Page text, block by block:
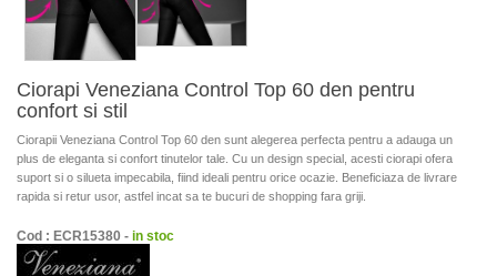
Ciorapi Veneziana Control Top 60 den pentru
confort si stil
Ciorapii Veneziana Control Top 60 den sunt alegerea perfecta pentru a adauga un
plus de eleganta si confort tinutelor tale. Cu un design special, acesti ciorapi ofera
suport si o silueta impecabila, fiind ideali pentru orice ocazie. Beneficiaza de livrare
rapida si retur usor, astfel incat sa te bucuri de shopping fara griji.
Cod : ECR15380 - in stoc